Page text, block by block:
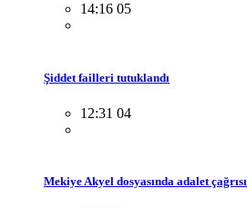
14:16 05
Şiddet failleri tutuklandı
12:31 04
Mekiye Akyel dosyasında adalet çağrısı